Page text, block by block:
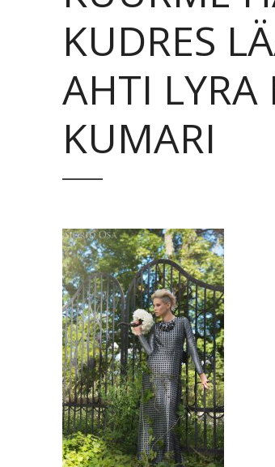
KUDRES
AHTI
KUMARI